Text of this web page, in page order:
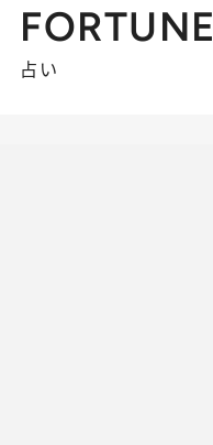
FORTUNE
占い